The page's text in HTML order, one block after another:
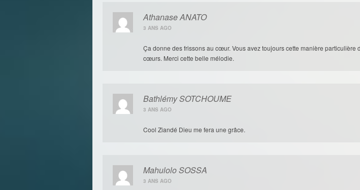
Athanase ANATO
3 ANS AGO
Ça donne des frissons au cœur. Vous avez toujours cette manière particulière
cœurs. Merci cette belle mélodie.
Bathlémy SOTCHOUME
3 ANS AGO
Cool Ziandé Dieu me fera une grâce.
Mahulolo SOSSA
3 ANS AGO